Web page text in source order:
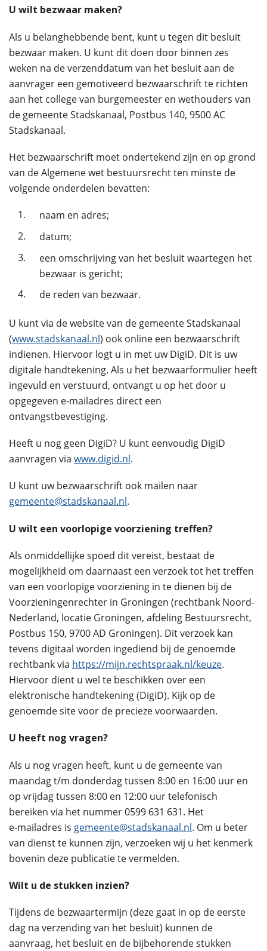
U wilt bezwaar maken?
Als u belanghebbende bent, kunt u tegen dit besluit
bezwaar maken. U kunt dit doen door binnen zes
weken na de verzenddatum van het besluit aan de
aanvrager een gemotiveerd bezwaarschrift te richten
aan het college van burgemeester en wethouders van
de gemeente Stadskanaal, Postbus 140, 9500 AC
Stadskanaal.
Het bezwaarschrift moet ondertekend zijn en op grond
van de Algemene wet bestuursrecht ten minste de
volgende onderdelen bevatten:
1.
naam en adres;
2.
datum;
3.
een omschrijving van het besluit waartegen het
bezwaar is gericht;
4.
de reden van bezwaar.
U kunt via de website van de gemeente Stadskanaal
(www.stadskanaal.nl) ook online een bezwaarschrift
indienen. Hiervoor logt u in met uw DigiD. Dit is uw
digitale handtekening. Als u het bezwaarformulier heeft
ingevuld en verstuurd, ontvangt u op het door u
opgegeven e‑mailadres direct een
ontvangstbevestiging.
Heeft u nog geen DigiD? U kunt eenvoudig DigiD
aanvragen via www.digid.nl.
U kunt uw bezwaarschrift ook mailen naar
gemeente@stadskanaal.nl.
U wilt een voorlopige voorziening treffen?
Als onmiddellijke spoed dit vereist, bestaat de
mogelijkheid om daarnaast een verzoek tot het treffen
van een voorlopige voorziening in te dienen bij de
Voorzieningenrechter in Groningen (rechtbank Noord-
Nederland, locatie Groningen, afdeling Bestuursrecht,
Postbus 150, 9700 AD Groningen). Dit verzoek kan
tevens digitaal worden ingediend bij de genoemde
rechtbank via https://mijn.rechtspraak.nl/keuze.
Hiervoor dient u wel te beschikken over een
elektronische handtekening (DigiD). Kijk op de
genoemde site voor de precieze voorwaarden.
U heeft nog vragen?
Als u nog vragen heeft, kunt u de gemeente van
maandag t/m donderdag tussen 8:00 en 16:00 uur en
op vrijdag tussen 8:00 en 12:00 uur telefonisch
bereiken via het nummer 0599 631 631. Het
e‑mailadres is gemeente@stadskanaal.nl. Om u beter
van dienst te kunnen zijn, verzoeken wij u het kenmerk
bovenin deze publicatie te vermelden.
Wilt u de stukken inzien?
Tijdens de bezwaartermijn (deze gaat in op de eerste
dag na verzending van het besluit) kunnen de
aanvraag, het besluit en de bijbehorende stukken